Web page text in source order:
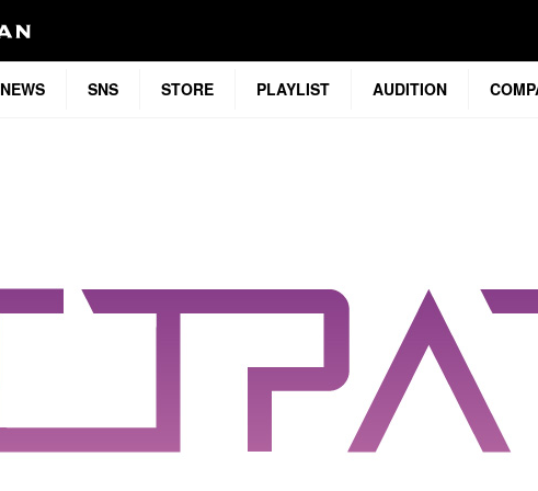
NEWS SNS STORE PLAYLIST AUDITION